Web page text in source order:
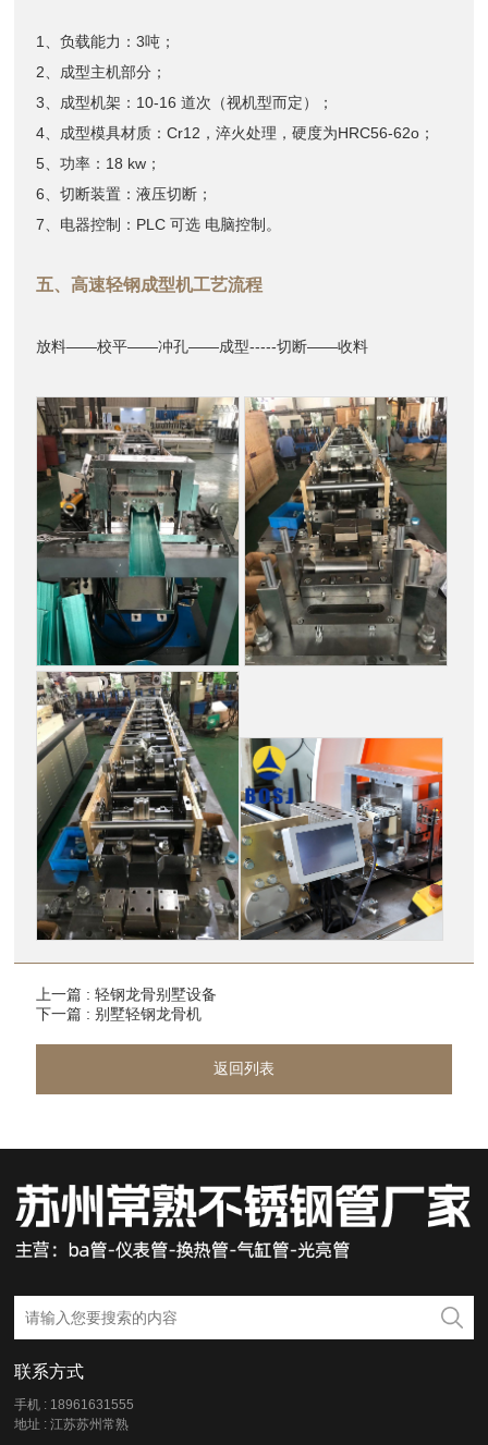
1、负载能力：3吨；
2、成型主机部分；
3、成型机架：10-16 道次（视机型而定）；
4、成型模具材质：Cr12，淬火处理，硬度为HRC56-62o；
5、功率：18 kw；
6、切断装置：液压切断；
7、电器控制：PLC 可选 电脑控制。
五、高速轻钢成型机工艺流程
放料——校平——冲孔——成型-----切断——收料
上一篇 : 轻钢龙骨别墅设备
下一篇 : 别墅轻钢龙骨机
返回列表
联系方式
手机 : 18961631555
地址 : 江苏苏州常熟